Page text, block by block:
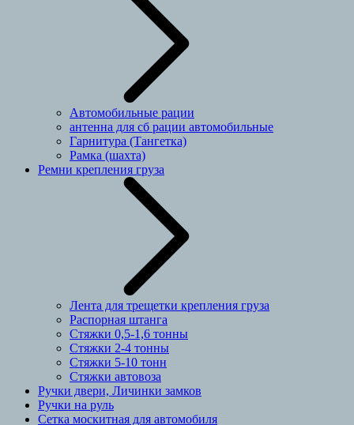
Автомобильные рации
антенна для сб рации автомобильные
Гарнитура (Тангетка)
Рамка (шахта)
Ремни крепления груза
Лента для трещетки крепления груза
Распорная штанга
Стяжки 0,5-1,6 тонны
Стяжки 2-4 тонны
Стяжки 5-10 тонн
Стяжки автовоза
Ручки двери, Личинки замков
Ручки на руль
Сетка москитная для автомобиля